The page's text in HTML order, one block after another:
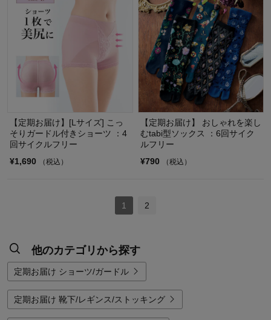
【定期お届け】[Lサイズ] こっ
そりガードル付きショーツ ：4
回サイクルフリー
¥1,690
（税込）
【定期お届け】 おしゃれを楽し
むtabi型ソックス ：6回サイク
ルフリー
¥790
（税込）
1 2
他のカテゴリから探す
定期お届け ショーツ/ガードル
定期お届け 靴下/レギンス/ストッキング